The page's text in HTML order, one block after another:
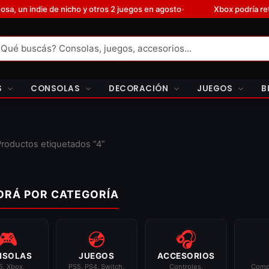
de nicho y otros 2 juegos en agosto• Xbox podría retirar
CONSOLAS DECORACIÓN JUEGOS
etiquetados “4”
POR CATEGORÍA
Xbox,
💿
JUEGOS
PS5, PS4, Switch,
🎧
ACCESORIOS
Controles,